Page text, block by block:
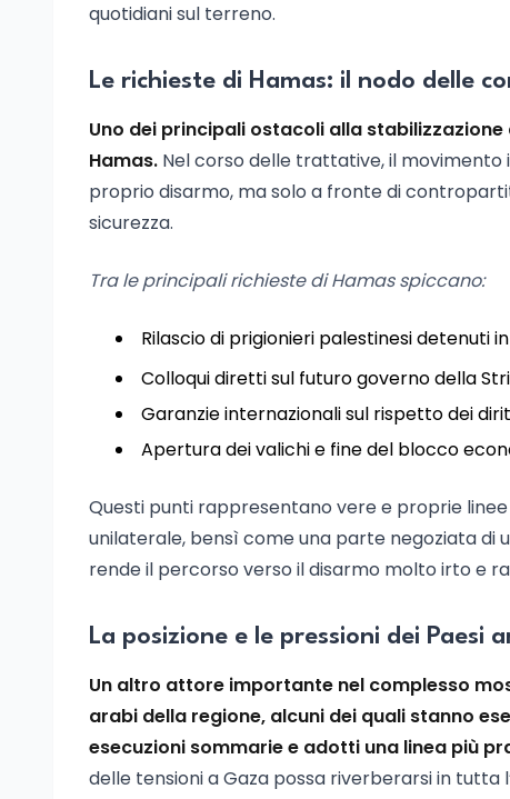
quotidiani sul terreno.
Le richieste di Hamas: il nodo delle
Uno dei principali ostacoli alla
Hamas. Nel corso delle trattative, il movimento
proprio disarmo, ma solo a fronte di
sicurezza.
Tra le principali richieste di Hamas spiccano:
Rilascio di prigionieri palestinesi detenuti
Colloqui diretti sul futuro governo della
Garanzie internazionali sul rispetto dei
Apertura dei valichi e fine del blocco
Questi punti rappresentano vere e proprie
unilaterale, bensì come una parte negoziata di
rende il percorso verso il disarmo molto irto e
La posizione e le pressioni dei Paesi
Un altro attore importante nel complesso
arabi della regione, alcuni dei quali stanno
esecuzioni sommarie e adotti una linea più
delle tensioni a Gaza possa riverberarsi in tutta